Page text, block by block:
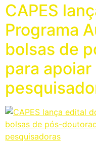
CAPES
Programa
bolsas de
para apoiar